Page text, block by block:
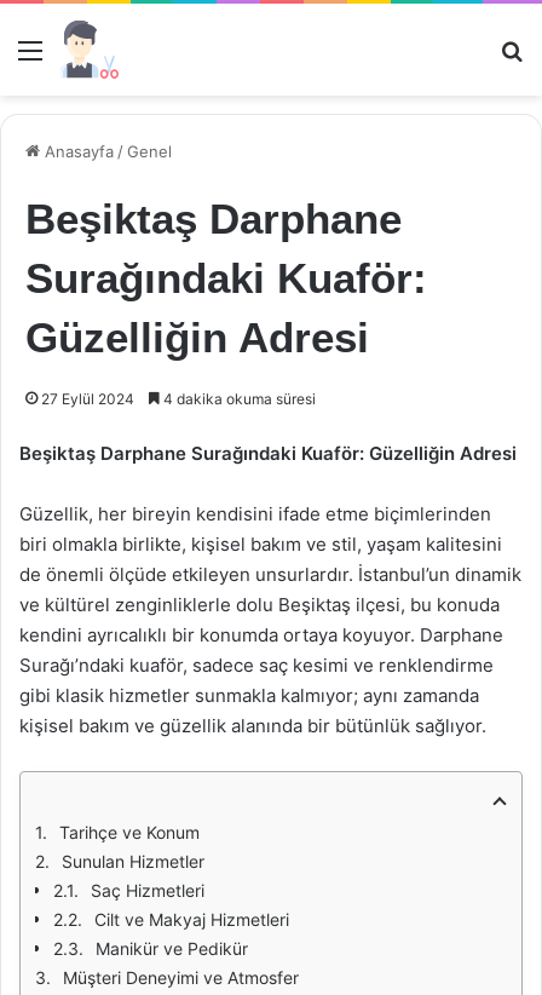
Menü
Anasayfa /Genel
Beşiktaş Darphane
Surağındaki Kuaför:
Güzelliğin Adresi
27 Eylül 2024 4 dakika okuma süresi
Beşiktaş Darphane Surağındaki Kuaför: Güzelliğin Adresi
Güzellik, her bireyin kendisini ifade etme biçimlerinden
biri olmakla birlikte, kişisel bakım ve stil, yaşam kalitesini
de önemli ölçüde etkileyen unsurlardır. İstanbul’un dinamik
ve kültürel zenginliklerle dolu Beşiktaş ilçesi, bu konuda
kendini ayrıcalıklı bir konumda ortaya koyuyor. Darphane
Surağı’ndaki kuaför, sadece saç kesimi ve renklendirme
gibi klasik hizmetler sunmakla kalmıyor; aynı zamanda
kişisel bakım ve güzellik alanında bir bütünlük sağlıyor.
Tarihçe ve Konum
Sunulan Hizmetler
Saç Hizmetleri
Cilt ve Makyaj Hizmetleri
Manikür ve Pedikür
Müşteri Deneyimi ve Atmosfer